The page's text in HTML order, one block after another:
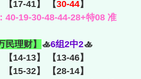
【17-41】 【30-44】
40-19-30-48-44-28+特08 准
民理财】 🚣6组2中2🚣
【14-13】 【13-46】
【15-32】 【28-14】